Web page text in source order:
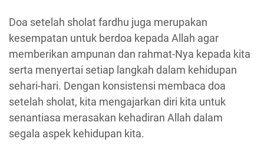
Doa setelah sholat fardhu juga merupakan
kesempatan untuk berdoa kepada Allah agar
memberikan ampunan dan rahmat-Nya kepada kita
serta menyertai setiap langkah dalam kehidupan
sehari-hari. Dengan konsistensi membaca doa
setelah sholat, kita mengajarkan diri kita untuk
senantiasa merasakan kehadiran Allah dalam
segala aspek kehidupan kita.